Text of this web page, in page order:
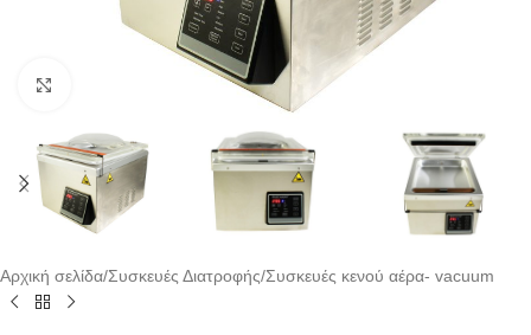
Αρχική σελίδα/Συσκευές Διατροφής/Συσκευές κενού αέρα- vacuum